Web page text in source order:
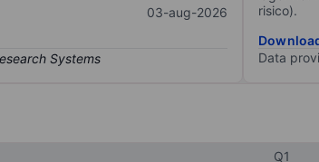
03-aug-2026
risico).
Data
Q1